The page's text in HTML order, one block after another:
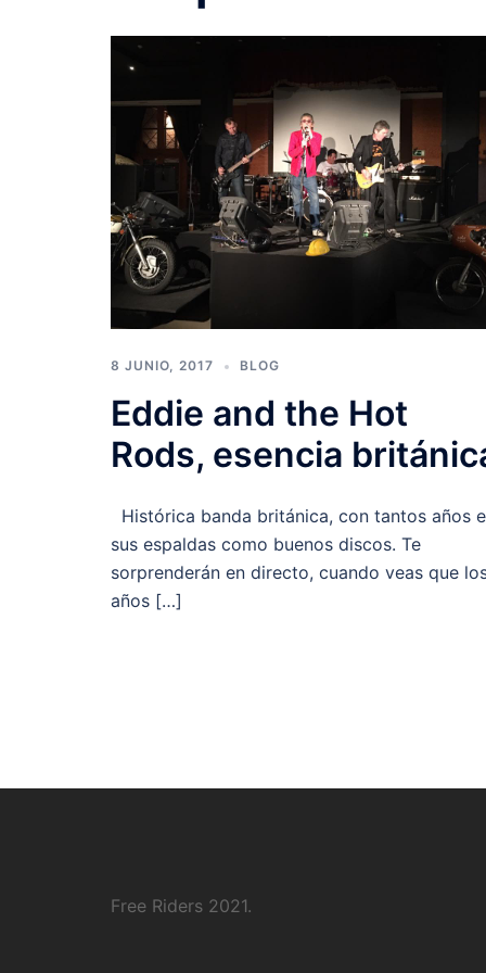
8 JUNIO, 2017 BLOG
Eddie and the Hot
Rods, esencia
Histórica banda británica, con tantos años
sus espaldas como buenos discos. Te
sorprenderán en directo, cuando veas que
años […]
Free Riders 2021.